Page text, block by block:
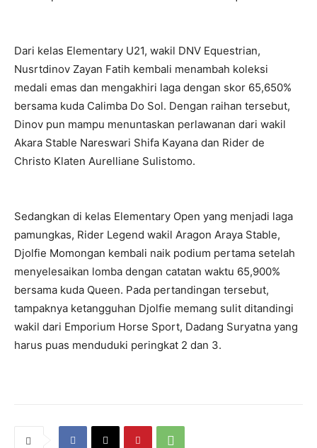
Dari kelas Elementary U21, wakil DNV Equestrian,
Nusrtdinov Zayan Fatih kembali menambah koleksi
medali emas dan mengakhiri laga dengan skor 65,650%
bersama kuda Calimba Do Sol. Dengan raihan tersebut,
Dinov pun mampu menuntaskan perlawanan dari wakil
Akara Stable Nareswari Shifa Kayana dan Rider de
Christo Klaten Aurelliane Sulistomo.
Sedangkan di kelas Elementary Open yang menjadi laga
pamungkas, Rider Legend wakil Aragon Araya Stable,
Djolfie Momongan kembali naik podium pertama setelah
menyelesaikan lomba dengan catatan waktu 65,900%
bersama kuda Queen. Pada pertandingan tersebut,
tampaknya ketangguhan Djolfie memang sulit ditandingi
wakil dari Emporium Horse Sport, Dadang Suryatna yang
harus puas menduduki peringkat 2 dan 3.